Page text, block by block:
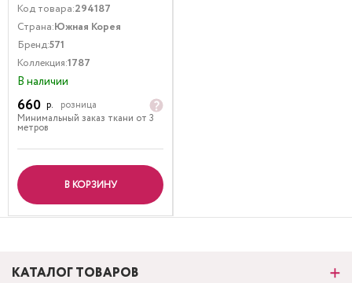
Код товара:294187
Страна:Южная Корея
Бренд:571
Коллекция:1787
В наличии
660 р.
розница
Минимальный заказ ткани от 3
метров
В КОРЗИНУ
КАТАЛОГ ТОВАРОВ